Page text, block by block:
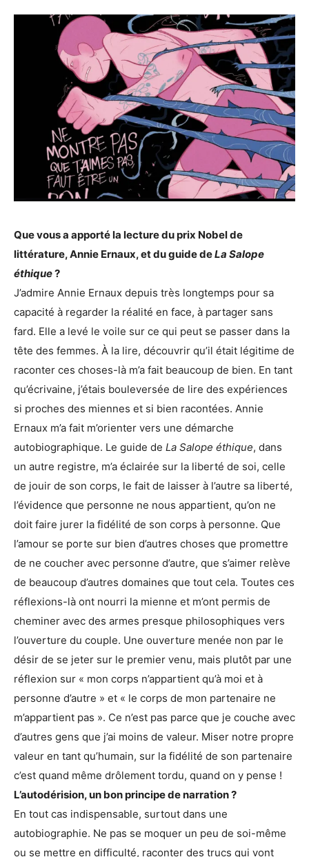
Que vous a apporté la lecture du prix Nobel de
littérature, Annie Ernaux, et du guide deLa Salope
éthique?
J’admire Annie Ernaux depuis très longtemps pour sa
capacité à regarder la réalité en face, à partager sans
fard. Elle a levé le voile sur ce qui peut se passer dans la
tête des femmes. À la lire, découvrir qu’il était légitime de
raconter ces choses-là m’a fait beaucoup de bien. En tant
qu’écrivaine, j’étais bouleversée de lire des expériences
si proches des miennes et si bien racontées. Annie
Ernaux m’a fait m’orienter vers une démarche
autobiographique. Le guide de La Salope éthique, dans
un autre registre, m’a éclairée sur la liberté de soi, celle
de jouir de son corps, le fait de laisser à l’autre sa liberté,
l’évidence que personne ne nous appartient, qu’on ne
doit faire jurer la fidélité de son corps à personne. Que
l’amour se porte sur bien d’autres choses que promettre
de ne coucher avec personne d’autre, que s’aimer relève
de beaucoup d’autres domaines que tout cela. Toutes ces
réflexions-là ont nourri la mienne et m’ont permis de
cheminer avec des armes presque philosophiques vers
l’ouverture du couple. Une ouverture menée non par le
désir de se jeter sur le premier venu, mais plutôt par une
réflexion sur « mon corps n’appartient qu’à moi et à
personne d’autre » et « le corps de mon partenaire ne
m’appartient pas ». Ce n’est pas parce que je couche avec
d’autres gens que j’ai moins de valeur. Miser notre propre
valeur en tant qu’humain, sur la fidélité de son partenaire
c’est quand même drôlement tordu, quand on y pense !
L’autodérision, un bon principe de narration ?
En tout cas indispensable, surtout dans une
autobiographie. Ne pas se moquer un peu de soi-même
ou se mettre en difficulté, raconter des trucs qui vont